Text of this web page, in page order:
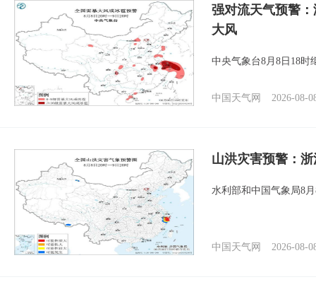
强对流天气预警
大风
中央气象台8月8日18时
中国天气网 2026-08-
山洪灾害预警：
水利部和中国气象局8
中国天气网 2026-08-